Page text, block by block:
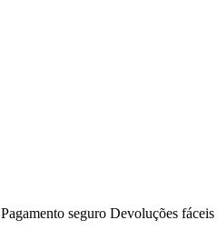
Pagamento seguro Devoluções fáceis